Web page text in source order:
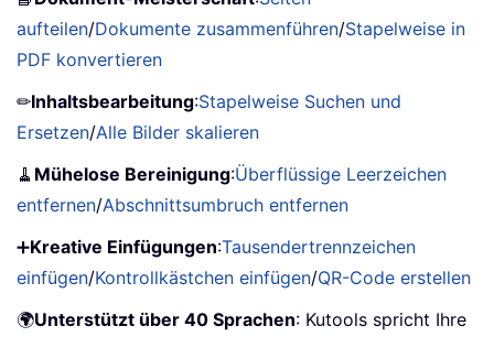
aufteilen/Dokumente zusammenführen/Stapelweise in
PDF konvertieren
✏Inhaltsbearbeitung:Stapelweise Suchen und
Ersetzen/Alle Bilder skalieren
🧹 Mühelose Bereinigung:Überflüssige Leerzeichen
entfernen/Abschnittsumbruch entfernen
➕Kreative Einfügungen:Tausendertrennzeichen
einfügen/Kontrollkästchen einfügen/QR-Code erstellen
🌍Unterstützt über 40 Sprachen: Kutools spricht Ihre